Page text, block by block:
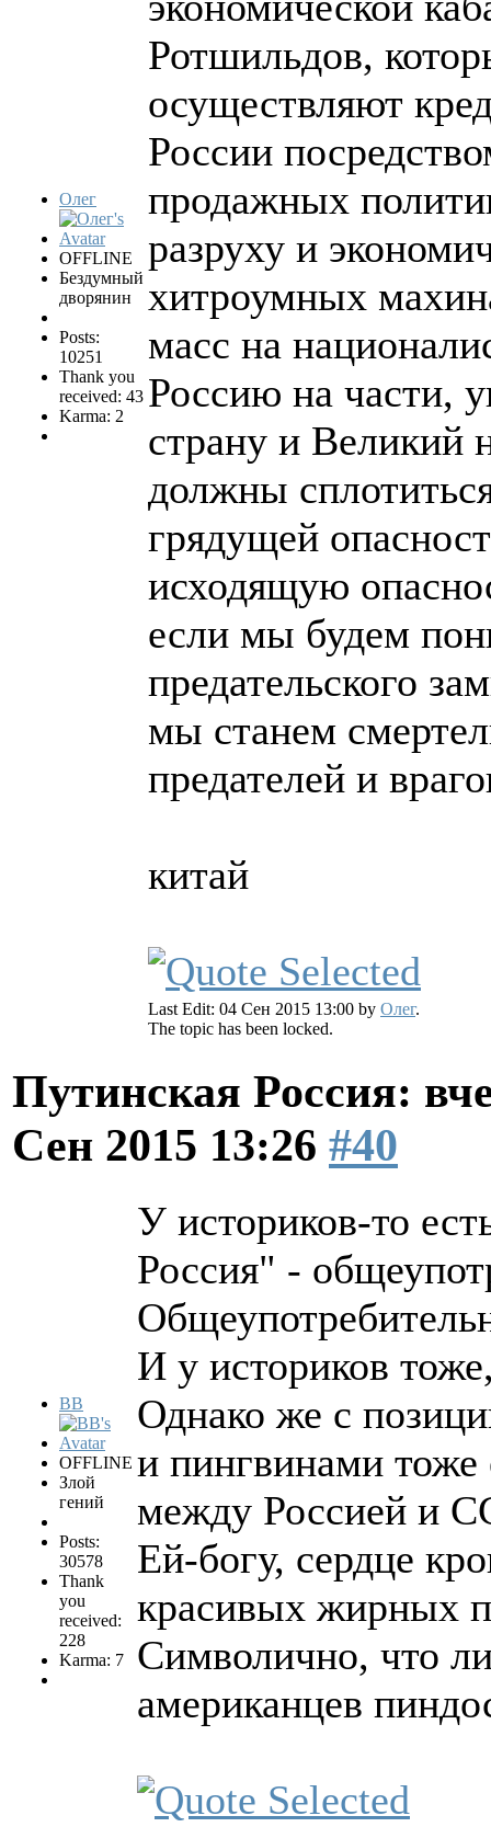
Олег
OFFLINE
Бездумный
дворянин
Posts:
10251
Thank you
received: 43
Karma: 2
Ротшильдов,
осуществляют
России
продажных
разруху и
хитроумных
масс на
Россию на части,
страну и Великий
должны
грядущей
исходящую
если мы будем
предательского
мы станем
предателей и
китай
Last Edit: 04 Сен 2015 13:00 by Олег.
The topic has been locked.
Путинская Россия:
Сен 2015 13:26 #40
BB
OFFLINE
Злой
гений
Posts:
30578
Thank
you
received:
228
Karma: 7
У историков-то
Россия" -
И у историков
Однако же с
и пингвинами тоже
между Россией и
Ей-богу, сердце
красивых жирных
Символично, что
американцев